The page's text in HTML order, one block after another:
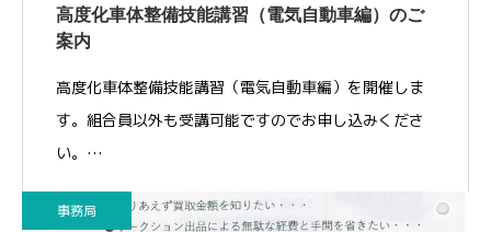
高度化車体整備技能講習（電気自動車編）のご
案内
高度化車体整備技能講習（電気自動車編）を開催しま
す。組合員以外も受講可能ですのでお申し込みくださ
い。…
事務局